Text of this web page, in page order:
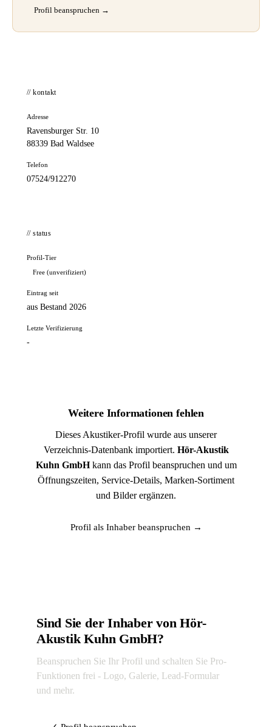
Profil beanspruchen →
// kontakt
Adresse
Ravensburger Str. 10
88339 Bad Waldsee
Telefon
07524/912270
// status
Profil-Tier
Free (unverifiziert)
Eintrag seit
aus Bestand 2026
Letzte Verifizierung
-
Weitere Informationen fehlen
Dieses Akustiker-Profil wurde aus unserer
Verzeichnis-Datenbank importiert. Hör-Akustik
Kuhn GmbHkann das Profil beanspruchen und um
Öffnungszeiten, Service-Details, Marken-Sortiment
und Bilder ergänzen.
Profil als Inhaber beanspruchen →
Sind Sie der Inhaber von Hör-
Akustik Kuhn GmbH?
Beanspruchen Sie Ihr Profil und schalten Sie Pro-
Funktionen frei - Logo, Galerie, Lead-Formular
und mehr.